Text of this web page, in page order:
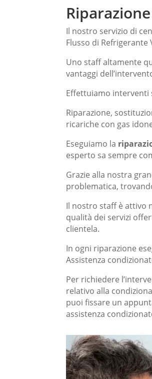
Il nostro servizio di
Flusso di
Uno staff altamente
vantaggi
Effettuiamo
Riparazione,
ricariche con gas
Eseguiamo la
esperto sa sempre
Grazie alla nostra
problematica,
Il nostro staff è attivo
qualità dei servizi
clientela.
In ogni riparazione
Assistenza
Per richiedere
relativo alla
puoi fissare un
assistenza